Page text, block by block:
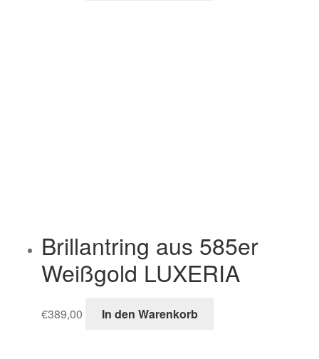
Brillantring aus 585er
Weißgold LUXERIA
€389,00 In den Warenkorb